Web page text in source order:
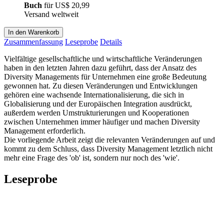
Buch fürUS$ 20,99
Versand weltweit
In den Warenkorb
Zusammenfassung Leseprobe Details
Vielfältige gesellschaftliche und wirtschaftliche Veränderungen
haben in den letzten Jahren dazu geführt, dass der Ansatz des
Diversity Managements für Unternehmen eine große Bedeutung
gewonnen hat. Zu diesen Veränderungen und Entwicklungen
gehören eine wachsende Internationalisierung, die sich in
Globalisierung und der Europäischen Integration ausdrückt,
außerdem werden Umstrukturierungen und Kooperationen
zwischen Unternehmen immer häufiger und machen Diversity
Management erforderlich.
Die vorliegende Arbeit zeigt die relevanten Veränderungen auf und
kommt zu dem Schluss, dass Diversity Management letztlich nicht
mehr eine Frage des 'ob' ist, sondern nur noch des 'wie'.
Leseprobe